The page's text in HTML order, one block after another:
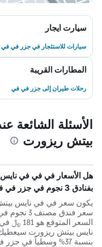
سيارت ايجار
سيارات للاستئجار في جزر في في
المطارات القريبة
رحلات طيران إلى جزر في في
الأسئلة
بيتش ريزورت
هل الأسعار في في في نايس
بفنادق 3 نجوم في جزر في في؟
يكون سعر في في نايس
سعر فندق
السعر
بنسبة 37% وسطياً في جزر في في.